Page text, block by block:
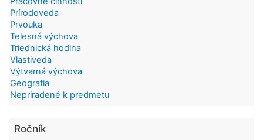
Prírodoveda
Prvouka
Telesná výchova
Triednická hodina
Vlastiveda
Výtvarná výchova
Geografia
Nepriradené k predmetu
Ročník